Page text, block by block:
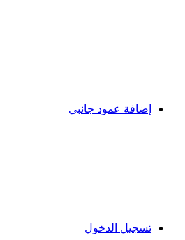
إضافة عمود جانبي
تسجيل الدخول